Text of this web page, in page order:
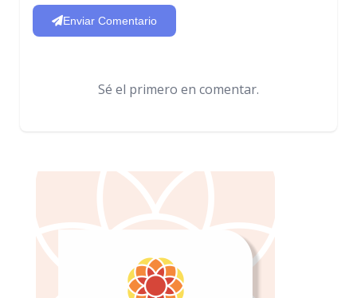
Enviar Comentario
Sé el primero en comentar.